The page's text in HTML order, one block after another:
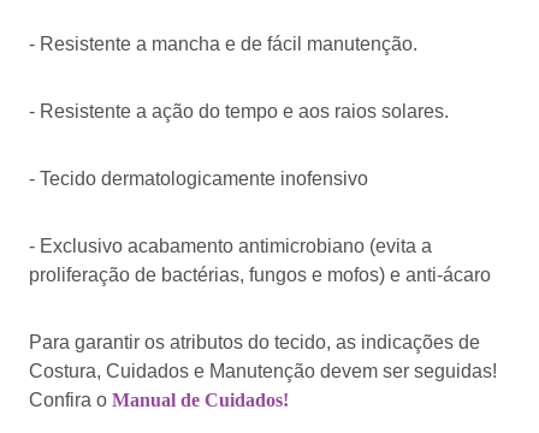
- Resistente a mancha e de fácil manutenção.
- Resistente a ação do tempo e aos raios solares.
- Tecido dermatologicamente inofensivo
- Exclusivo acabamento antimicrobiano (evita a
proliferação de bactérias, fungos e mofos) e anti-ácaro
Para garantir os atributos do tecido, as indicações de
Costura, Cuidados e Manutenção devem ser seguidas!
Confira o Manual de Cuidados!